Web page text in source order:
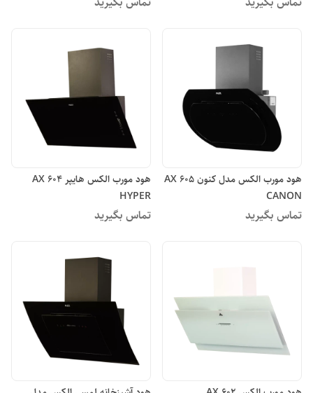
هود مورب الکس مدل کنون AX 605
CANON
تماس بگیرید
هود مورب الکس هایپر AX 604
HYPER
تماس بگیرید